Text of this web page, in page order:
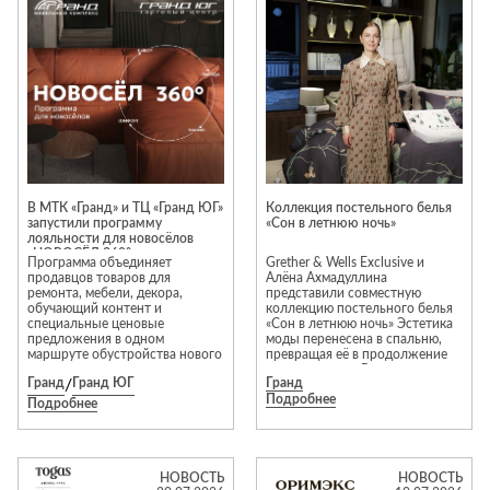
Приставные
столики
Сервировочные
столики
Туалетные
столики
Все стулья
Барные стулья
Стулья
Табуреты
Двери
Входные двери
двери
Беседки,
павильоны,
Грили и очаги
Диваны
Кресла и
ресторанов и
Сантехника
Душ
Торшеры
Уличный свет
Товары для
дома
Ароматы для
дома и
косметика
Бытовая химия
Вешалки
Гладильные
доски
В МТК «Гранд» и ТЦ «Гранд ЮГ»
запустили программу
лояльности для новосёлов
«НОВОСЁЛ 360°»
Программа объединяет
продавцов товаров для
ремонта, мебели, декора,
обучающий контент и
специальные ценовые
предложения в одном
маршруте обустройства нового
Гранд/ Гранд ЮГ
Подробнее
Коллекция постельного белья
«Сон в летнюю ночь»
Grether & Wells Exclusive и
Алёна Ахмадуллина
представили совместную
коллекцию постельного белья
«Сон в летнюю ночь» Эстетика
моды перенесена в спальню,
превращая её в продолжение
коллекции — уникальные
авторские цветочные принты
декоративных наволочек.
материалам. Коллекция
выполнена из тенселя 300 TC —
Гранд
Подробнее
НОВОСТЬ
НОВОСТЬ